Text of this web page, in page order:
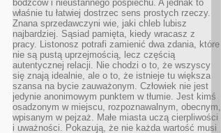
bodźców i nieustannego pośpiechu. A jednak to
właśnie tu łatwiej dostrzec sens prostych rzeczy.
Znana sprzedawczyni wie, jaki chleb lubisz
najbardziej. Sąsiad pamięta, kiedy wracasz z
pracy. Listonosz potrafi zamienić dwa zdania, które
nie są pustą uprzejmością, lecz częścią
autentycznej relacji. Nie chodzi o to, że wszyscy
się znają idealnie, ale o to, że istnieje tu większa
szansa na bycie zauważonym. Człowiek nie jest
jedynie anonimowym punktem w tłumie. Jest kimś
osadzonym w miejscu, rozpoznawalnym, obecnym,
wpisanym w pejzaż. Małe miasta uczą cierpliwości
i uważności. Pokazują, że nie każda wartość musi